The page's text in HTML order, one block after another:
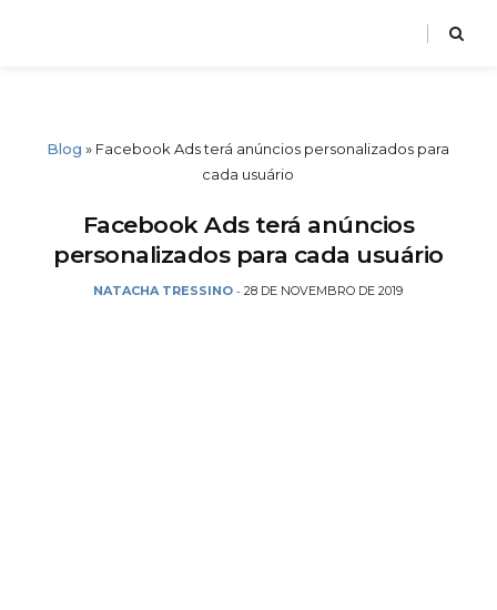
Blog » Facebook Ads terá anúncios personalizados para
cada usuário
Facebook Ads terá anúncios
personalizados para cada usuário
NATACHA TRESSINO - 28 DE NOVEMBRO DE 2019